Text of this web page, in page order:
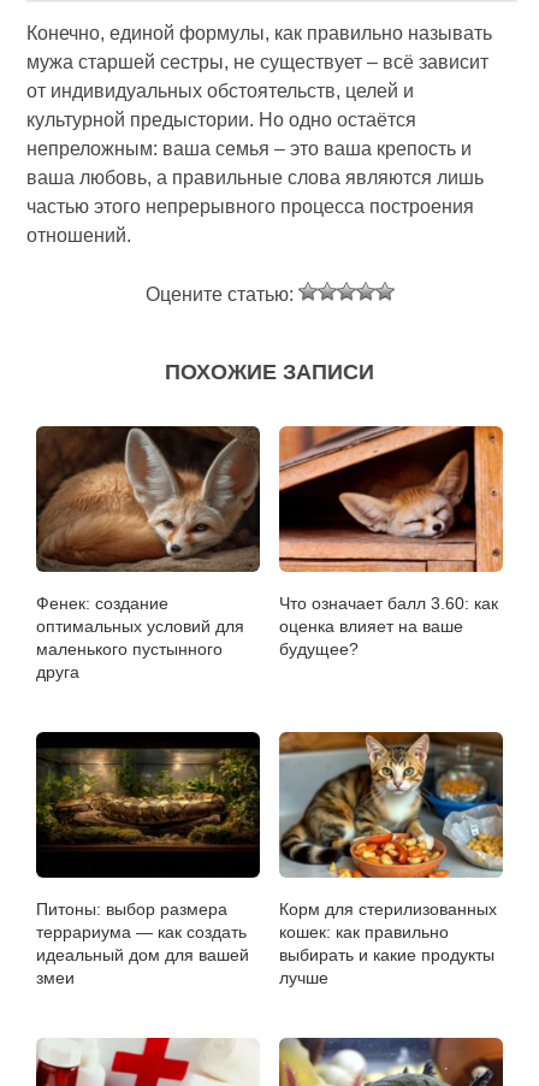
Конечно, единой формулы, как правильно называть
мужа старшей сестры, не существует – всё зависит
от индивидуальных обстоятельств, целей и
культурной предыстории. Но одно остаётся
непреложным: ваша семья – это ваша крепость и
ваша любовь, а правильные слова являются лишь
частью этого непрерывного процесса построения
отношений.
Оцените статью:
ПОХОЖИЕ ЗАПИСИ
Фенек: создание
оптимальных условий для
маленького пустынного
друга
Что означает балл 3.60: как
оценка влияет на ваше
будущее?
Питоны: выбор размера
террариума — как создать
идеальный дом для вашей
змеи
Корм для стерилизованных
кошек: как правильно
выбирать и какие продукты
лучше